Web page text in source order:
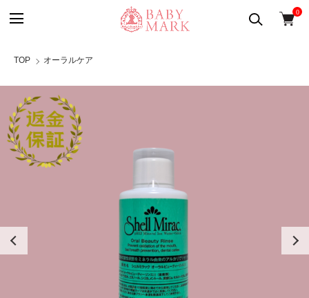
0
TOP オーラルケア